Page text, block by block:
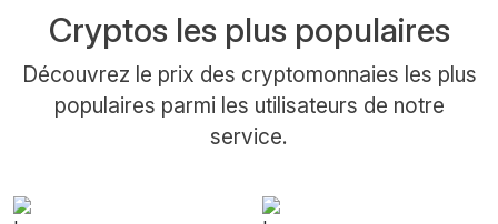
Cryptos les plus populaires
Découvrez le prix des cryptomonnaies les plus
populaires parmi les utilisateurs de notre
service.